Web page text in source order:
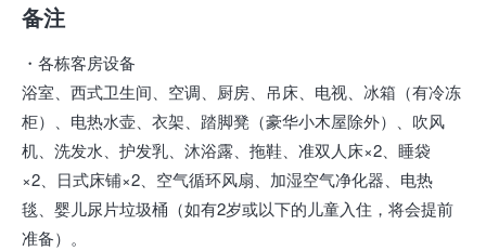
备注
・各栋客房设备
浴室、西式卫生间、空调、厨房、吊床、电视、冰箱（有冷冻
柜）、电热水壶、衣架、踏脚凳（豪华小木屋除外）、吹风
机、洗发水、护发乳、沐浴露、拖鞋、准双人床×2、睡袋
×2、日式床铺×2、空气循环风扇、加湿空气净化器、电热
毯、婴儿尿片垃圾桶（如有2岁或以下的儿童入住，将会提前
准备）。